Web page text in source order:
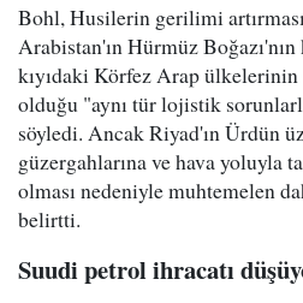
Bohl, Husilerin gerilimi
Arabistan'ın Hürmüz
kıyıdaki Körfez Arap ülkelerinin
olduğu "aynı tür lojistik
söyledi. Ancak Riyad'ın Ürdün
güzergahlarına ve hava yoluyla
olması nedeniyle muhtemelen
belirtti.
Suudi petrol ihracatı